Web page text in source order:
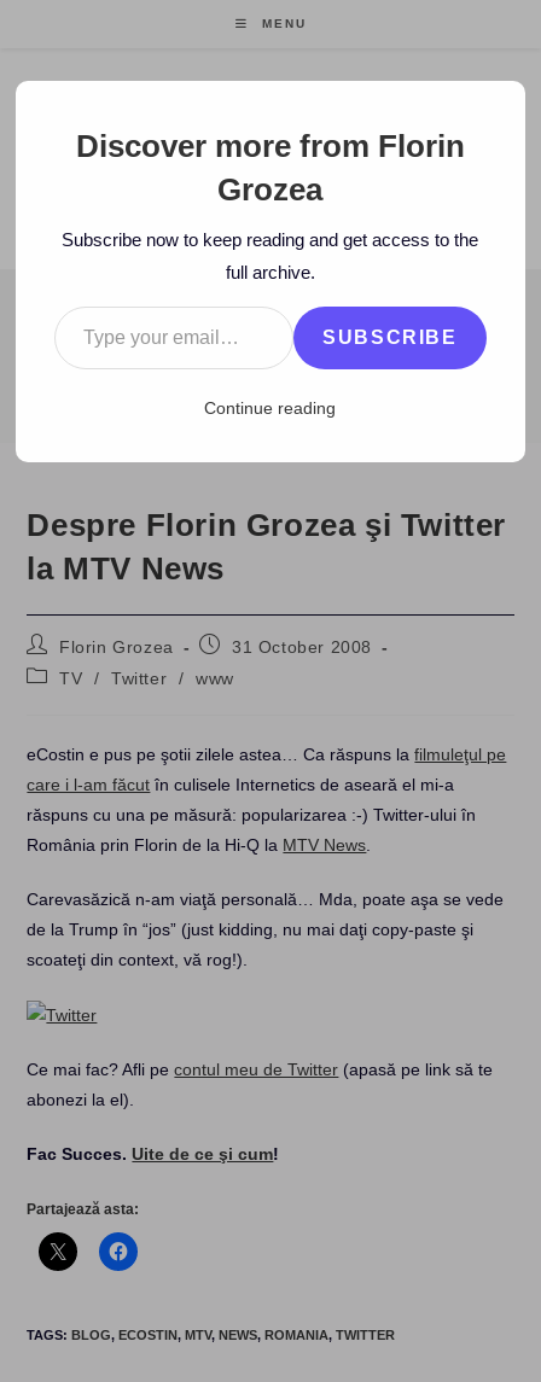
MENU
Florin Grozea
ENTREPRENEUR. FOUNDER/CEO MOCAPP.
BLOG
2008 > October > 31 > www Despre Florin Grozea şi Twitter
Despre Florin Grozea şi Twitter
la MTV News
Post
author:
Florin Grozea
Post31 October 2008
PostTV / Twitter / www
eCostin e pus pe şotii zilele astea… Ca răspuns lafilmuleţul pe
care i l-am făcut în culisele Internetics de aseară el mi-a
răspuns cu una pe măsură: popularizarea :-) Twitter-ului în
România prin Florin de la Hi-Q la MTV News
Carevasăzică n-am viaţă personală… Mda, poate aşa se vede
de la Trump în “jos” (just kidding, nu mai daţi copy-paste şi
scoateţi din context, vă rog!).
Ce mai fac? Afli pecontul meu de Twitter (apasă pe link să te
abonezi la el).
Fac Succes. Uite de ce şi cum!
Partajează asta:
TAGS:BLOG, ECOSTIN, MTV, NEWS, ROMANIA, TWITTER
Discover more from Florin
Grozea
Subscribe now to keep reading and get access to the
full archive.
Type your email…
SUBSCRIBE
Continue reading